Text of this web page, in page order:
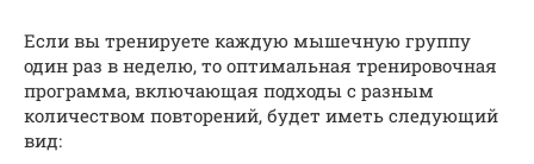
Если вы тренируете каждую мышечную группу
один раз в неделю, то оптимальная тренировочная
программа, включающая подходы с разным
количеством повторений, будет иметь следующий
вид: